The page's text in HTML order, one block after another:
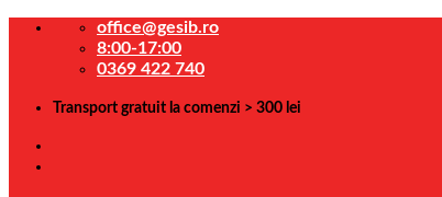
Skip
office@gesib.ro
8:00-17:00
0369 422 740
Transport gratuit la comenzi > 300 lei